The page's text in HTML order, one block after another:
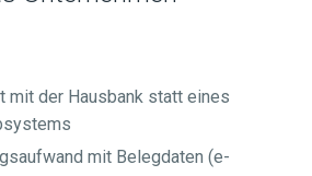
mit der Hausbank statt eines
mit Belegdaten (e-